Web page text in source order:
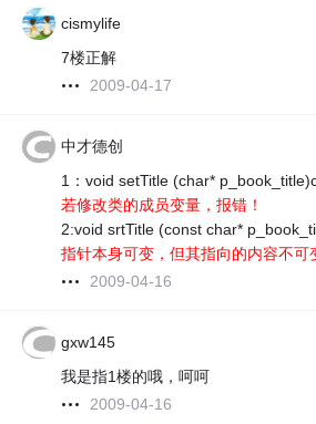
cismylife
7楼正解
2009-04-17
中才德创
1：void setTitle (char*
若修改类的成员变量，报错！
2:void srtTitle (const char*
指针本身可变，但其指向的内容不可
2009-04-16
gxw145
我是指1楼的哦，呵呵
2009-04-16